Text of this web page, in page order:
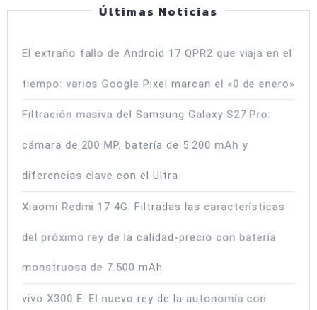
IA
de
Google
Últimas Noticias
El extraño fallo de Android 17 QPR2 que viaja en el
tiempo: varios Google Pixel marcan el «0 de enero»
Filtración masiva del Samsung Galaxy S27 Pro:
cámara de 200 MP, batería de 5.200 mAh y
diferencias clave con el Ultra
Xiaomi Redmi 17 4G: Filtradas las características
del próximo rey de la calidad-precio con batería
monstruosa de 7.500 mAh
vivo X300 E: El nuevo rey de la autonomía con